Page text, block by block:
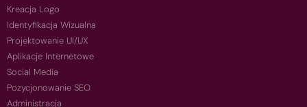
Kreacja Logo
Identyfikacja Wizualna
Projektowanie UI/UX
Aplikacje Internetowe
Social Media
Pozycjonowanie SEO
Administracja